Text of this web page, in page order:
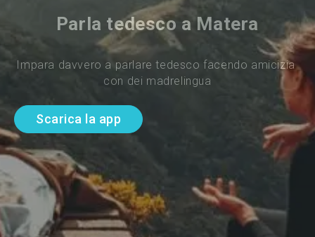
Parla tedesco a Matera
Impara davvero a parlare tedesco facendo amicizia
con dei madrelingua
Scarica la app